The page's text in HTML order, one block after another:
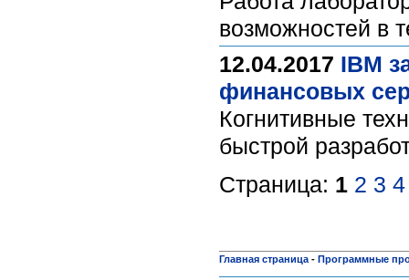
возможностей в
12.04.2017 IBM
финансовых
Когнитивные
быстрой
Страница: 1 2 3 4
Главная страница - Программные